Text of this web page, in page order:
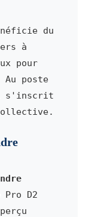
du
à
pour
poste
s'inscrit
D2